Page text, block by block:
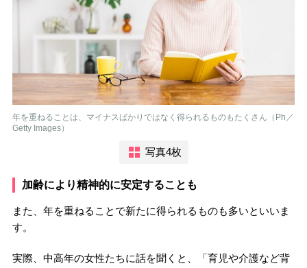
年を重ねることは、マイナスばかりではなく得られるものもたくさん（Ph／
Getty Images）
写真4枚
加齢により精神的に安定することも
また、年を重ねることで新たに得られるものも多いといいま
す。
実際、中高年の女性たちに話を聞くと、「育児や介護など背